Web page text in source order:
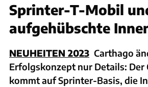
Sprinter-T-Mobil
aufgehübschte
NEUHEITEN 2023 Carthago
Erfolgskonzept nur Details: Der
kommt auf Sprinter-Basis, die